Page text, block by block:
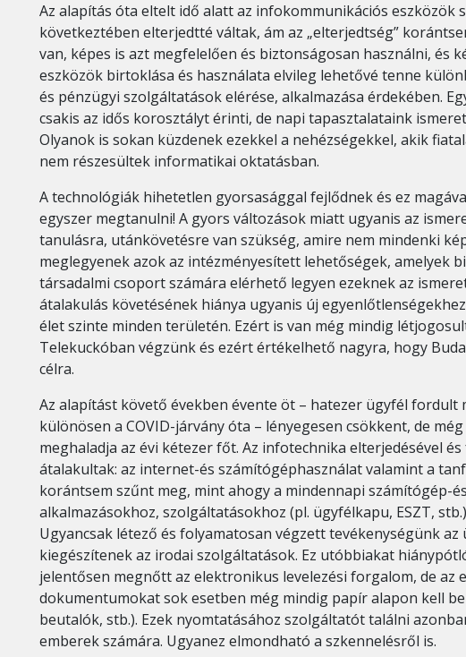
Az alapítás óta eltelt idő alatt az infokommunikációs eszközök
következtében elterjedtté váltak, ám az „elterjedtség”
van, képes is azt megfelelően és biztonságosan használni, és
eszközök birtoklása és használata elvileg lehetővé tenne
és pénzügyi szolgáltatások elérése, alkalmazása érdekében.
csakis az idős korosztályt érinti, de napi tapasztalataink
Olyanok is sokan küzdenek ezekkel a nehézségekkel, akik
nem részesültek informatikai oktatásban.
A technológiák hihetetlen gyorsasággal fejlődnek és ez
egyszer megtanulni! A gyors változások miatt ugyanis az
tanulásra, utánkövetésre van szükség, amire nem mindenki
meglegyenek azok az intézményesített lehetőségek, amelyek
társadalmi csoport számára elérhető legyen ezeknek az
átalakulás követésének hiánya ugyanis új
élet szinte minden területén. Ezért is van még mindig
Telekuckóban végzünk és ezért értékelhető nagyra, hogy
célra.
Az alapítást követő években évente öt – hatezer ügyfél fordult
különösen a COVID-járvány óta – lényegesen csökkent, de
meghaladja az évi kétezer főt. Az infotechnika elterjedésével
átalakultak: az internet-és számítógéphasználat valamint a
korántsem szűnt meg, mint ahogy a mindennapi számítógép-
alkalmazásokhoz, szolgáltatásokhoz (pl. ügyfélkapu, ESZT,
Ugyancsak létező és folyamatosan végzett tevékenységünk
kiegészítenek az irodai szolgáltatások. Ez utóbbiakat
jelentősen megnőtt az elektronikus levelezési forgalom, de
dokumentumokat sok esetben még mindig papír alapon kell
beutalók, stb.). Ezek nyomtatásához szolgáltatót találni
emberek számára. Ugyanez elmondható a szkennelésről is.